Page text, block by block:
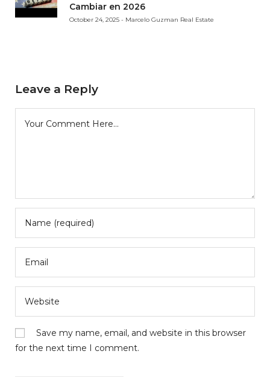
Cambiar en 2026
October 24, 2025 - Marcelo Guzman Real Estate
Leave a Reply
Save my name, email, and website in this browser
for the next time I comment.